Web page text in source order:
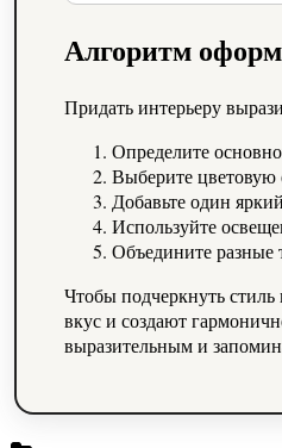
Алгоритм
Придать интерьеру
Определите
Выберите цветовую
Добавьте один
Используйте
Объедините разные
Чтобы подчеркнуть
вкус и создают
выразительным и